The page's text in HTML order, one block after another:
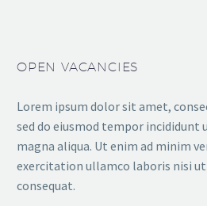
OPEN VACANCIES
Lorem ipsum dolor sit amet,
sed do eiusmod tempor incididunt
magna aliqua. Ut enim ad minim
exercitation ullamco laboris nisi ut
consequat.